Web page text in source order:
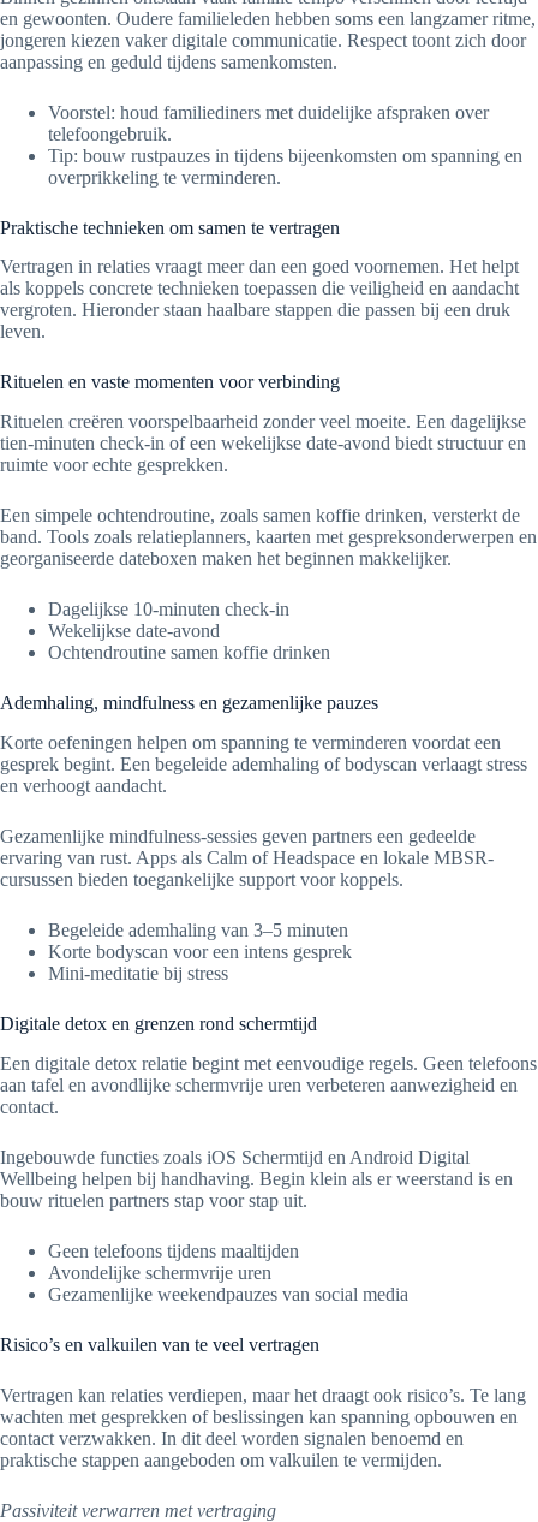
en gewoonten. Oudere familieleden hebben soms een langzamer ritme,
jongeren kiezen vaker digitale communicatie. Respect toont zich door
aanpassing en geduld tijdens samenkomsten.
Voorstel: houd familiediners met duidelijke afspraken over
telefoongebruik.
Tip: bouw rustpauzes in tijdens bijeenkomsten om spanning en
overprikkeling te verminderen.
Praktische technieken om samen te vertragen
Vertragen in relaties vraagt meer dan een goed voornemen. Het helpt
als koppels concrete technieken toepassen die veiligheid en aandacht
vergroten. Hieronder staan haalbare stappen die passen bij een druk
leven.
Rituelen en vaste momenten voor verbinding
Rituelen creëren voorspelbaarheid zonder veel moeite. Een dagelijkse
tien-minuten check-in of een wekelijkse date-avond biedt structuur en
ruimte voor echte gesprekken.
Een simpele ochtendroutine, zoals samen koffie drinken, versterkt de
band. Tools zoals relatieplanners, kaarten met gespreksonderwerpen en
georganiseerde dateboxen maken het beginnen makkelijker.
Dagelijkse 10-minuten check-in
Wekelijkse date-avond
Ochtendroutine samen koffie drinken
Ademhaling, mindfulness en gezamenlijke pauzes
Korte oefeningen helpen om spanning te verminderen voordat een
gesprek begint. Een begeleide ademhaling of bodyscan verlaagt stress
en verhoogt aandacht.
Gezamenlijke mindfulness-sessies geven partners een gedeelde
ervaring van rust. Apps als Calm of Headspace en lokale MBSR-
cursussen bieden toegankelijke support voor koppels.
Begeleide ademhaling van 3–5 minuten
Korte bodyscan voor een intens gesprek
Mini-meditatie bij stress
Digitale detox en grenzen rond schermtijd
Een digitale detox relatie begint met eenvoudige regels. Geen telefoons
aan tafel en avondlijke schermvrije uren verbeteren aanwezigheid en
contact.
Ingebouwde functies zoals iOS Schermtijd en Android Digital
Wellbeing helpen bij handhaving. Begin klein als er weerstand is en
bouw rituelen partners stap voor stap uit.
Geen telefoons tijdens maaltijden
Avondelijke schermvrije uren
Gezamenlijke weekendpauzes van social media
Risico’s en valkuilen van te veel vertragen
Vertragen kan relaties verdiepen, maar het draagt ook risico’s. Te lang
wachten met gesprekken of beslissingen kan spanning opbouwen en
contact verzwakken. In dit deel worden signalen benoemd en
praktische stappen aangeboden om valkuilen te vermijden.
Passiviteit verwarren met vertraging